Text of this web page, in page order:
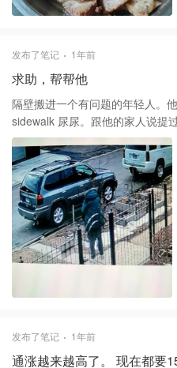
发布了笔记 1年前
求助，帮帮他
隔壁搬进一个有问题的年轻人。
sidewalk 尿尿。跟他的家人说提
怎麽办呢？
发布了笔记 1年前